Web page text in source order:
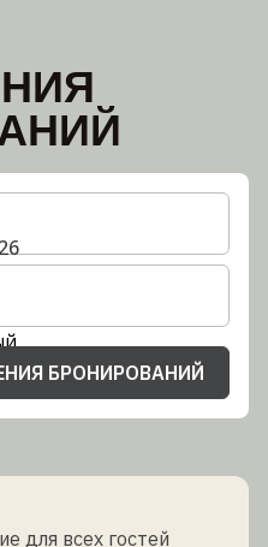
и гостей для вашего
БРОНИРОВАНИЙ
для всех гостей